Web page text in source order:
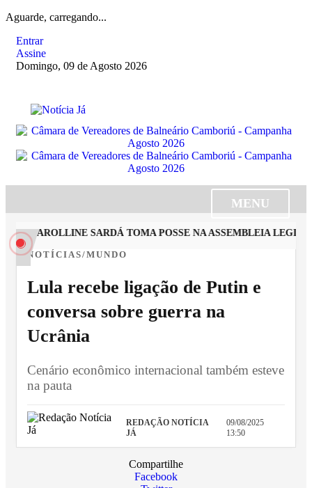
Aguarde, carregando...
Entrar
Assine
Domingo, 09 de Agosto 2026
MENU
CAROLLINE SARDÁ TOMA POSSE NA ASSEMBLEIA
NOTÍCIAS/MUNDO
Lula recebe ligação de Putin e
conversa sobre guerra na
Ucrânia
Cenário econômico internacional também esteve
na pauta
REDAÇÃO NOTÍCIA
JÁ
09/08/2025
13:50
Compartilhe
Facebook